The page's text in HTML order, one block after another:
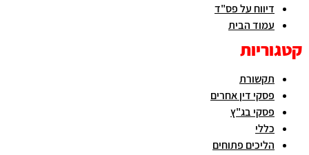
דיווח על פס"ד
עמוד הבית
קטגוריות
תקשורת
פסקי דין אחרים
פסקי בג"ץ
כללי
הליכים פתוחים